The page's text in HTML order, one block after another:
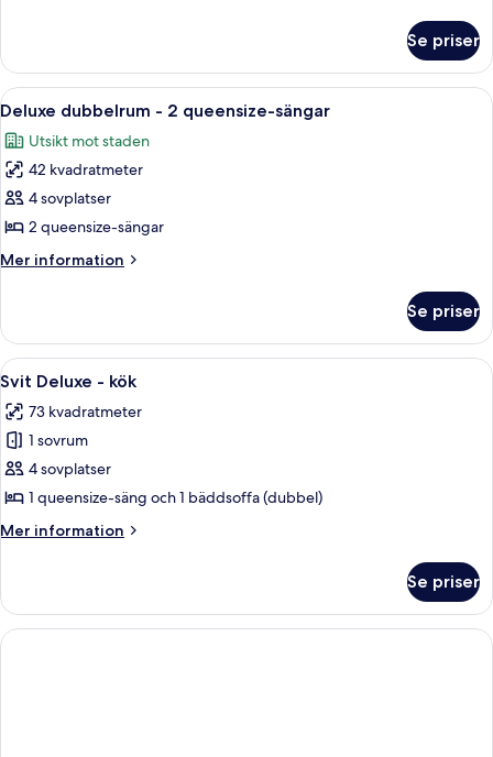
queensize-
säng
-
kök
Standard
1
säng
kök
Se priser
Öppna
alla
foton
för
Deluxe
dubbelrum
-
2
sängar
Ett hotellrum med två sängar, ett
6
Deluxe dubbelrum - 2 queensize-sängar
Utsikt mot staden
42 kvadratmeter
4 sovplatser
2 queensize-sängar
Mer information
Mer
dubbelrum
2
sängar
Se priser
Öppna
alla
foton
för
Svit
Deluxe
-
kök
Ett hotellrum med en stor säng, ett
4
Svit Deluxe - kök
73 kvadratmeter
1 sovrum
4 sovplatser
1 queensize-säng och 1 bäddsoffa (dubbel)
Mer information
Mer
Deluxe
kök
Se priser